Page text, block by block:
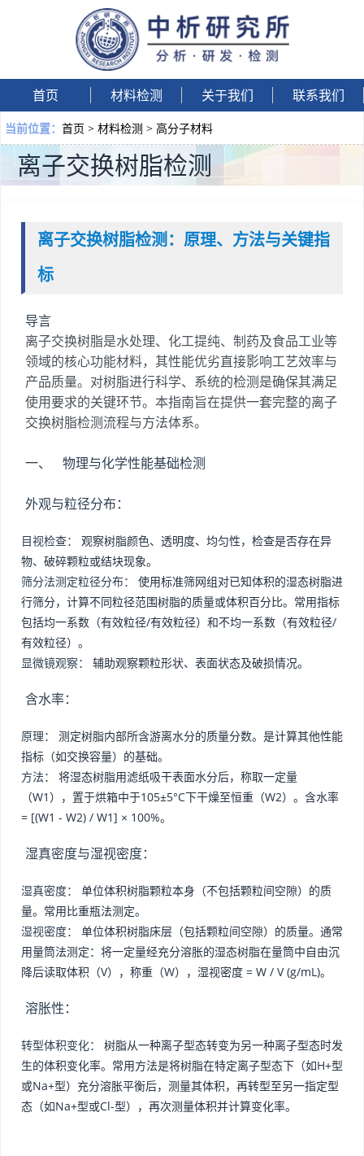
首页 材料检测 关于我们 联系我们
当前位置： 首页 > 材料检测 > 高分子材料
离子交换树脂检测
离子交换树脂检测：原理、方法与关键指
标
导言
离子交换树脂是水处理、化工提纯、制药及食品工业等
领域的核心功能材料，其性能优劣直接影响工艺效率与
产品质量。对树脂进行科学、系统的检测是确保其满足
使用要求的关键环节。本指南旨在提供一套完整的离子
交换树脂检测流程与方法体系。
一、 物理与化学性能基础检测
外观与粒径分布：
目视检查：
观察树脂颜色、透明度、均匀性，检查是否存在异
物、破碎颗粒或结块现象。
筛分法测定粒径分布：
使用标准筛网组对已知体积的湿态树脂进
行筛分，计算不同粒径范围树脂的质量或体积百分比。常用指标
包括均一系数（有效粒径/有效粒径）和不均一系数（有效粒径/
有效粒径）。
显微镜观察：
辅助观察颗粒形状、表面状态及破损情况。
含水率：
原理：
测定树脂内部所含游离水分的质量分数。是计算其他性能
指标（如交换容量）的基础。
方法：
将湿态树脂用滤纸吸干表面水分后，称取一定量
（W1），置于烘箱中于105±5°C下干燥至恒重（W2）。含水率
= [(W1 - W2) / W1] × 100%。
湿真密度与湿视密度：
湿真密度：
单位体积树脂颗粒本身（不包括颗粒间空隙）的质
量。常用比重瓶法测定。
湿视密度：
单位体积树脂床层（包括颗粒间空隙）的质量。通常
用量筒法测定：将一定量经充分溶胀的湿态树脂在量筒中自由沉
降后读取体积（V），称重（W），湿视密度 = W / V (g/mL)。
溶胀性：
转型体积变化：
树脂从一种离子型态转变为另一种离子型态时发
生的体积变化率。常用方法是将树脂在特定离子型态下（如H+型
或Na+型）充分溶胀平衡后，测量其体积，再转型至另一指定型
态（如Na+型或Cl-型），再次测量体积并计算变化率。